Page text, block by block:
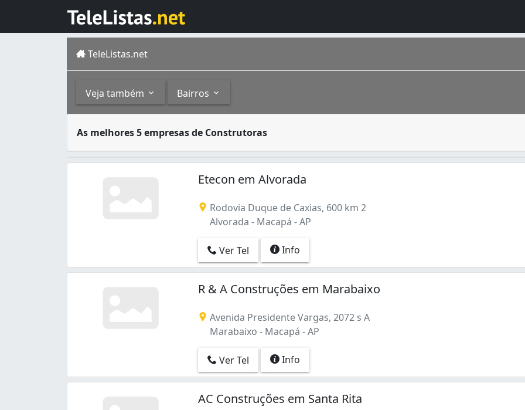
TeleListas.net
Veja também Bairros
As melhores 5 empresas de Construtoras
Etecon em Alvorada
Rodovia Duque de Caxias, 600 km 2
Alvorada - Macapá - AP
Ver Tel Info
R & A Construções em Marabaixo
Avenida Presidente Vargas, 2072 s A
Marabaixo - Macapá - AP
Ver Tel Info
AC Construções em Santa Rita